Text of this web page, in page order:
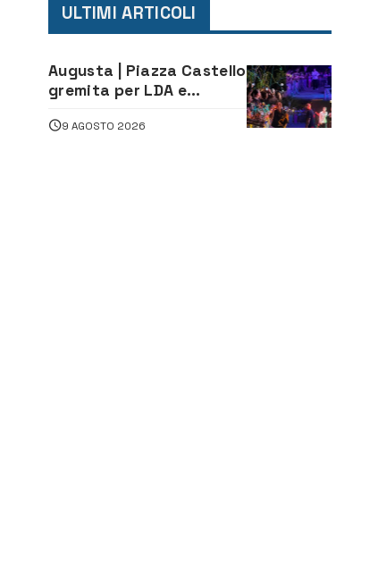
ULTIMI ARTICOLI
Augusta | Piazza Castello
gremita per LDA e
ed emozioni per
9 AGOSTO 2026